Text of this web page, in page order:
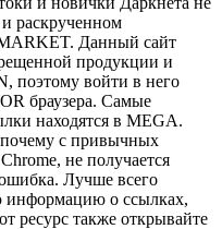
раскрученном
Данный сайт
продукции и
поэтому войти в него
браузера. Самые
находятся в MEGA.
почему с привычных
не получается
Лучше всего
информацию о ссылках,
ресурс также открывайте